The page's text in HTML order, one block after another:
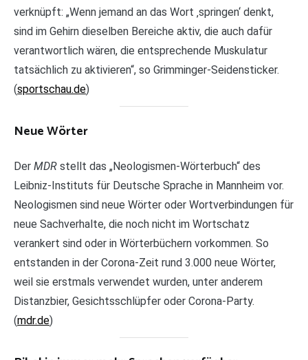
verknüpft: „Wenn jemand an das Wort ‚springen‘ denkt,
sind im Gehirn dieselben Bereiche aktiv, die auch dafür
verantwortlich wären, die entsprechende Muskulatur
tatsächlich zu aktivieren“, so Grimminger-Seidensticker.
(sportschau.de)
Neue Wörter
Der MDR stellt das „Neologismen-Wörterbuch“ des
Leibniz-Instituts für Deutsche Sprache in Mannheim vor.
Neologismen sind neue Wörter oder Wortverbindungen für
neue Sachverhalte, die noch nicht im Wortschatz
verankert sind oder in Wörterbüchern vorkommen. So
entstanden in der Corona-Zeit rund 3.000 neue Wörter,
weil sie erstmals verwendet wurden, unter anderem
Distanzbier, Gesichtsschlüpfer oder Corona-Party.
(mdr.de)